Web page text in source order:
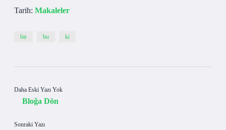
Tarih: Makaleler
bir bu ki
Daha Eski Yazı Yok
Bloğa Dön
Sonraki Yazı